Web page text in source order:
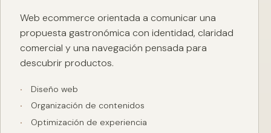
Web ecommerce orientada a comunicar una
propuesta gastronómica con identidad, claridad
comercial y una navegación pensada para
descubrir productos.
Diseño web
Organización de contenidos
Optimización de experiencia